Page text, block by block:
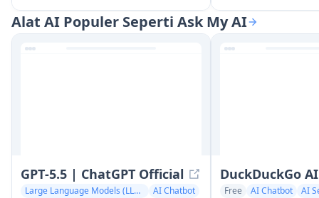
pengguna untuk membuat asisten AI
kustom dengan mengunggah file
memungkinkan
terlibat dalam
Alat AI Populer Seperti Ask My AI
GPT‑5.5 | ChatGPT Official
Large Language Models (LLMs) AI Chatbot
DuckDuckGo
Free AI Chatbot AI